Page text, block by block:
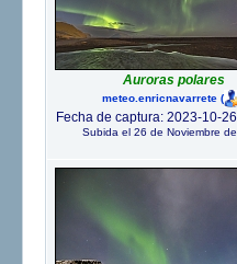
Auroras polares
meteo.enricnavarrete (
Fecha de captura: 2023-10-
Subida el 26 de Noviembre